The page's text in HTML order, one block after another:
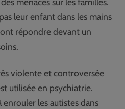
leur enfant dans les mains
répondre devant un
violente et controversée
utilisée en psychiatrie.
les autistes dans